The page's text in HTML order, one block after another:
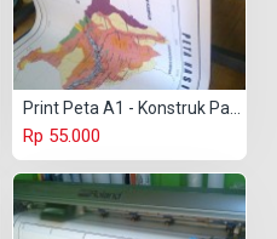
Rp 55.000